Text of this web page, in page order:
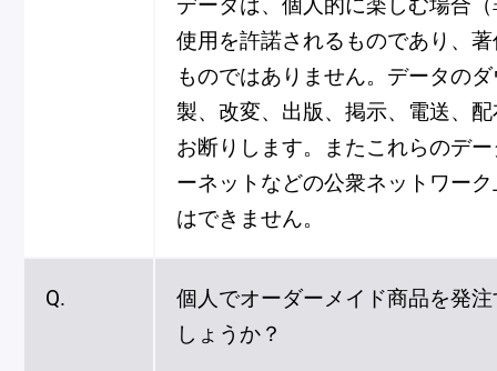
使用を許諾されるものであり、
ものではありません。データの
製、改変、出版、掲示、電送、
お断りします。またこれらのデ
ーネットなどの公衆ネットワー
はできません。
Q.
個人でオーダーメイド商品を発
しょうか？